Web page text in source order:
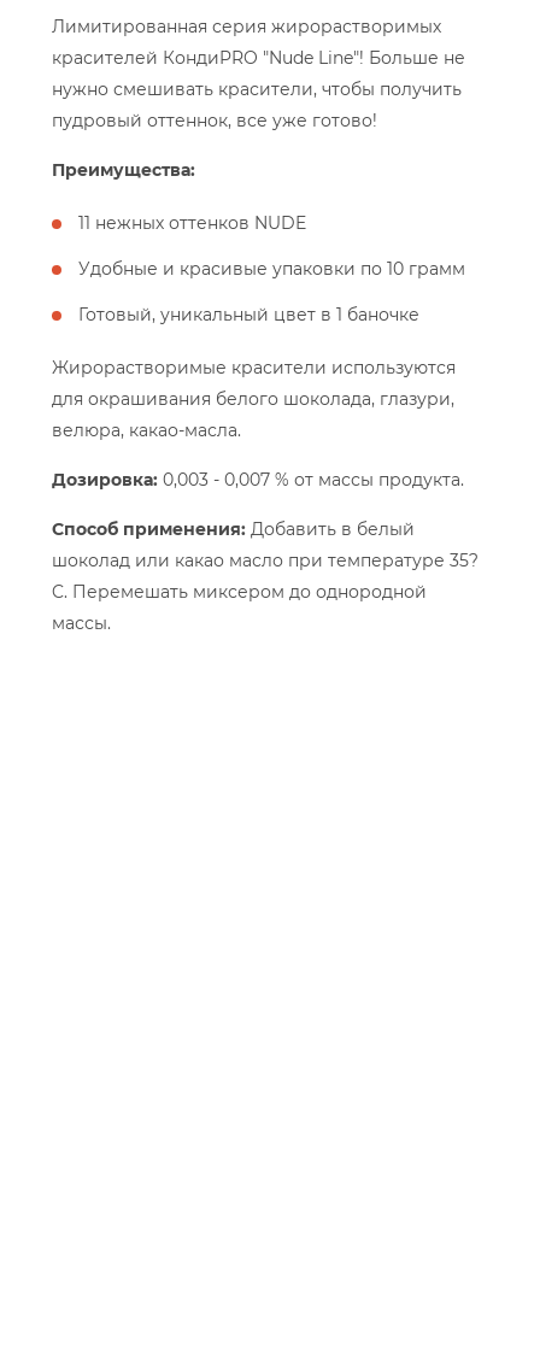
Лимитированная серия жирорастворимых
красителей КондиPRO "Nude Line"! Больше не
нужно смешивать красители, чтобы получить
пудровый оттеннок, все уже готово!
Преимущества:
11 нежных оттенков NUDE
Удобные и красивые упаковки по 10 грамм
Готовый, уникальный цвет в 1 баночке
Жирорастворимые красители используются
для окрашивания белого шоколада, глазури,
велюра, какао-масла.
Дозировка: 0,003 - 0,007 % от массы продукта.
Способ применения: Добавить в белый
шоколад или какао масло при температуре 35?
C. Перемешать миксером до однородной
массы.